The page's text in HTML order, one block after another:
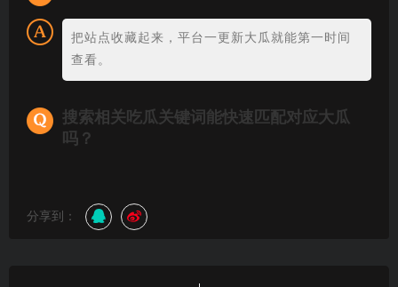
把站点收藏起来，平台一更新大瓜就能第一时间
查看。
搜索相关吃瓜关键词能快速匹配对应大瓜
吗？
分享到：